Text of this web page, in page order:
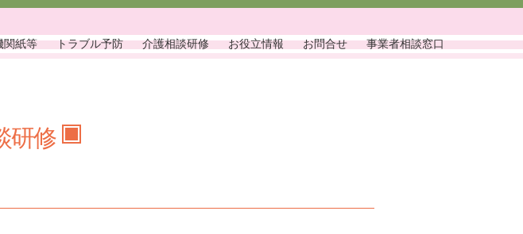
関紙等 トラブル予防 介護相談研修 お役立情報 お問合せ 事業者相談窓口
研修